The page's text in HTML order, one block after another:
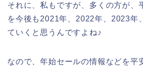
それに、私もですが、多くの方が、
を今後も2021年、2022年、2023年
ていくと思うんですよね♪
なので、年始セールの情報などを平